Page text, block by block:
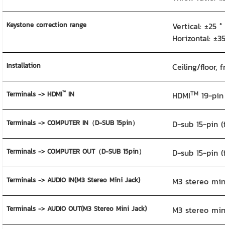
Keystone correction range
Vertical: ±25
Horizontal:
Installation Ceiling/floor,
Terminals -> HDMI™ IN HDMITM 19-
Terminals -> COMPUTER IN（D-SUB 15pin） D-sub 15-pin
Terminals -> COMPUTER OUT（D-SUB 15pin） D-sub 15-pin
Terminals -> AUDIO IN(M3 Stereo Mini Jack) M3 stereo
Terminals -> AUDIO OUT(M3 Stereo Mini Jack) M3 stereo